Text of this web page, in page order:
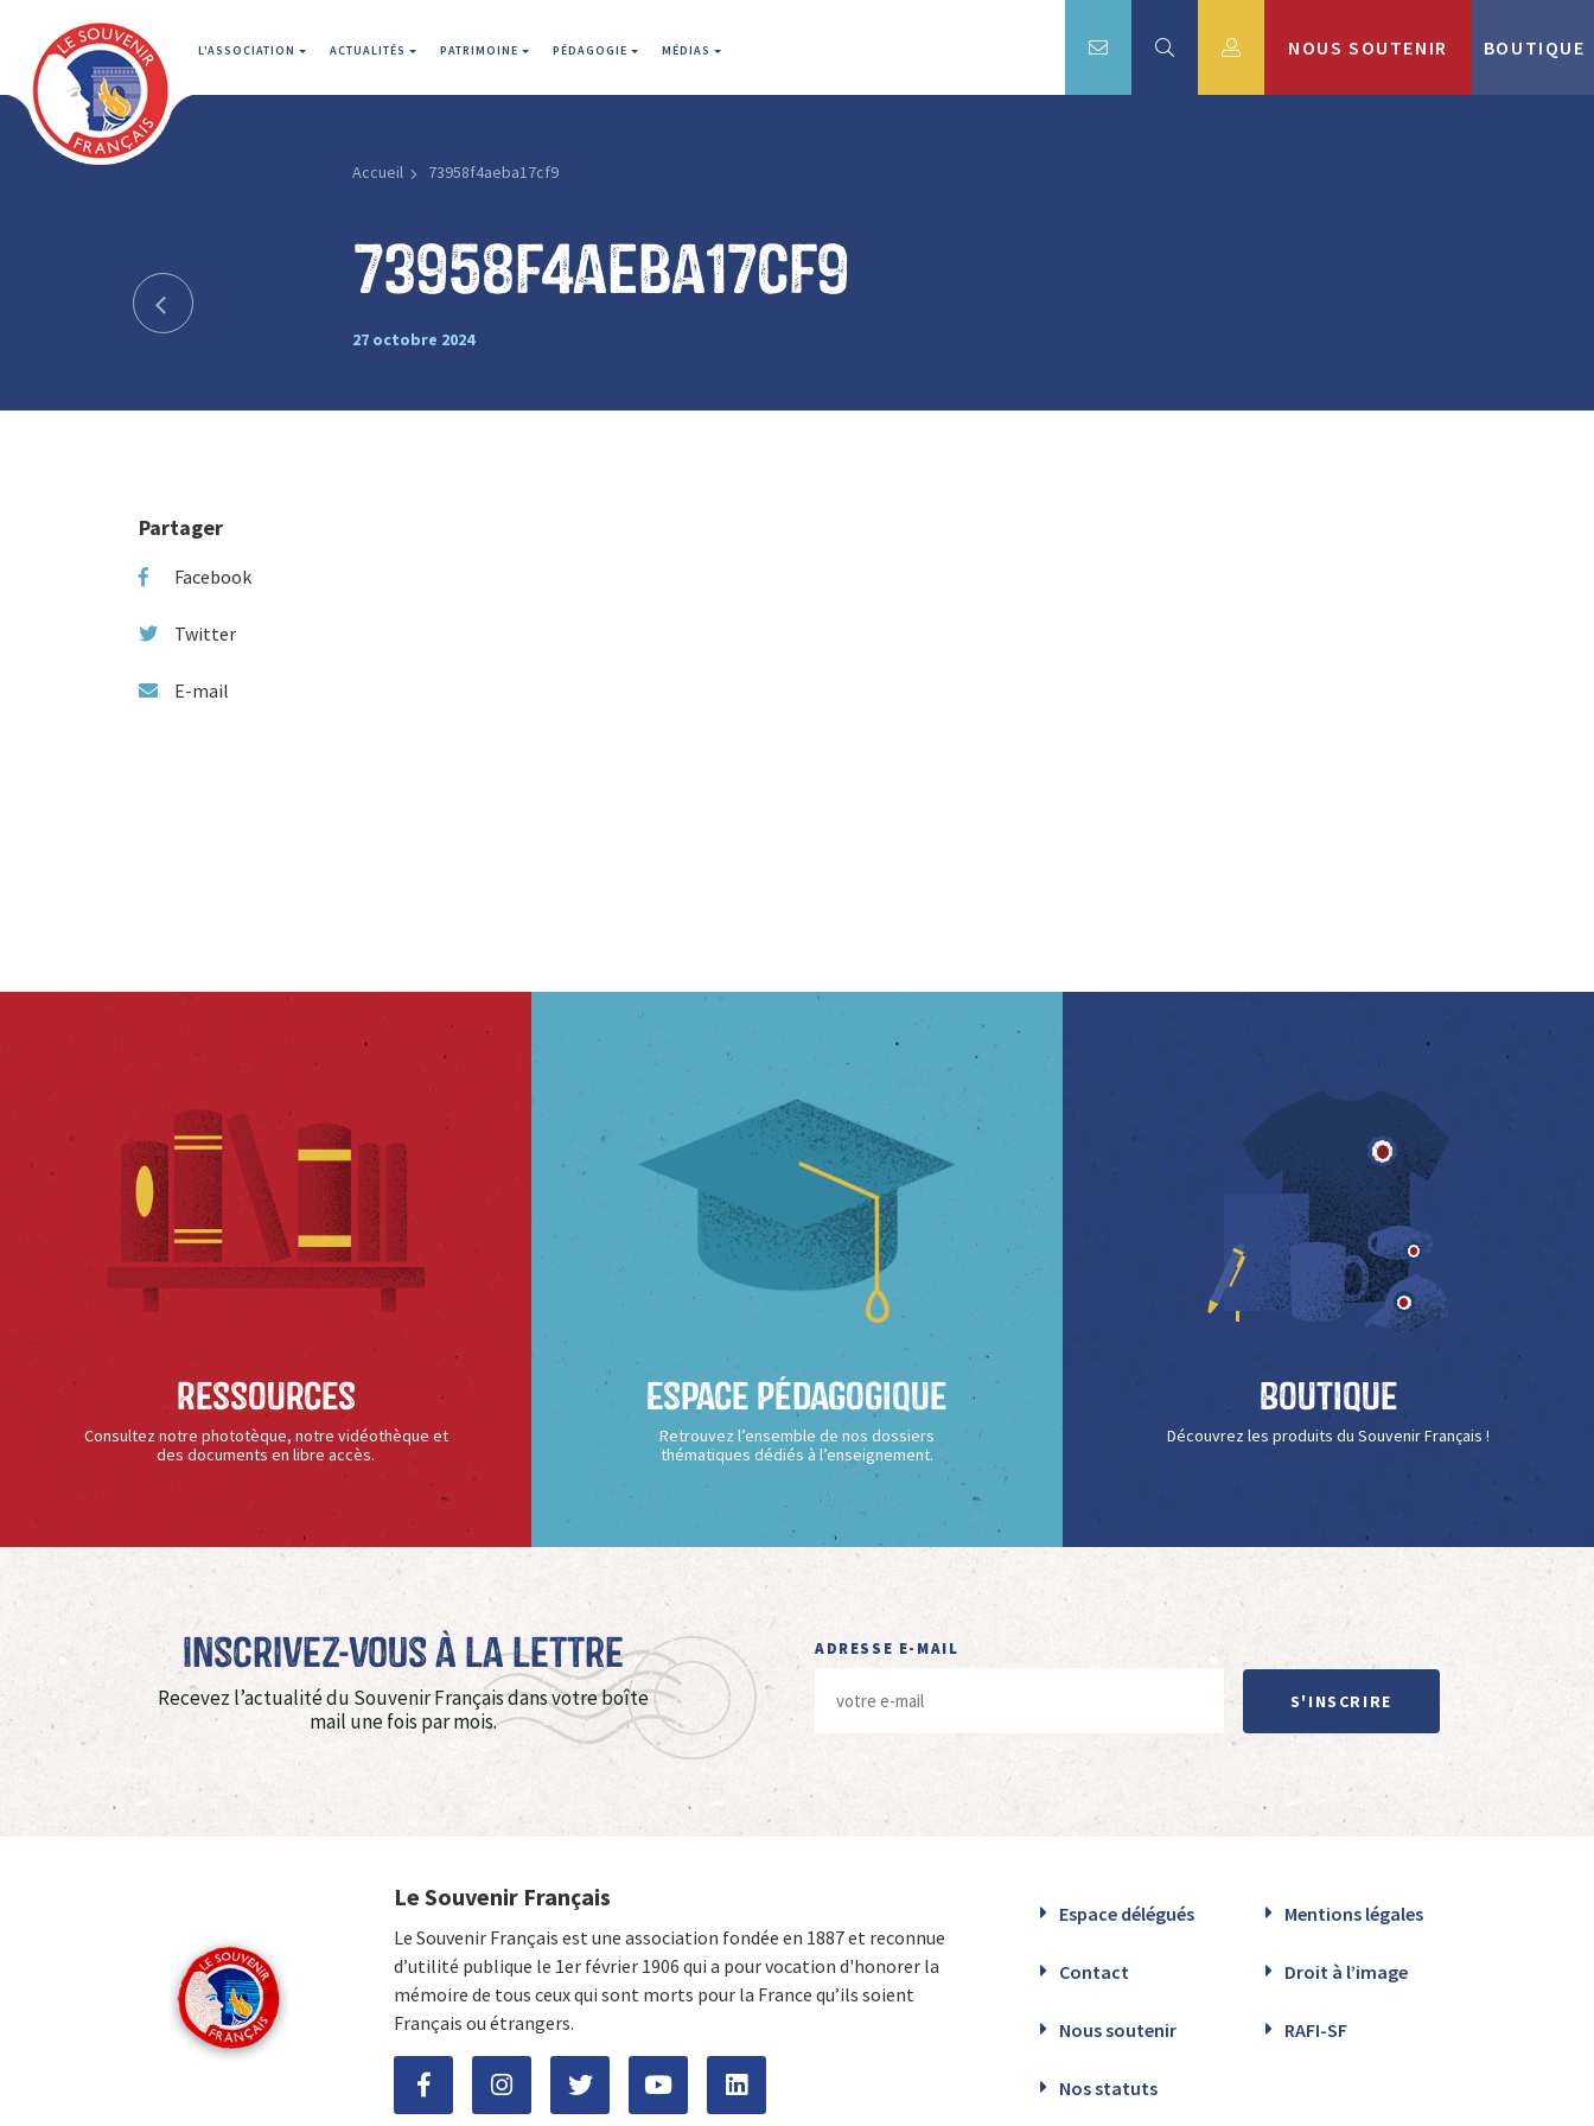
L'ASSOCIATION ACTUALITÉS PATRIMOINE PÉDAGOGIE MÉDIAS NOUS SOUTENIR BOUTIQUE
Accueil 73958f4aeba17cf9
73958f4aeba17cf9
27 octobre 2024
Partager
Facebook
Twitter
E-mail
Ressources
Consultez notre phototèque, notre vidéothèque et
des documents en libre accès.
Espace Pédagogique
Retrouvez l’ensemble de nos dossiers
thématiques dédiés à l’enseignement.
Boutique
Découvrez les produits du Souvenir Français !
Inscrivez-vous à La Lettre
Recevez l’actualité du Souvenir Français dans votre boîte
mail une fois par mois.
ADRESSE E-MAIL
S'INSCRIRE
Le Souvenir Français
Le Souvenir Français est une association fondée en 1887 et reconnue
d’utilité publique le 1er février 1906 qui a pour vocation d'honorer la
mémoire de tous ceux qui sont morts pour la France qu’ils soient
Français ou étrangers.
Espace délégués Mentions légales
Contact Droit à l’image
Nous soutenir RAFI-SF
Nos statuts